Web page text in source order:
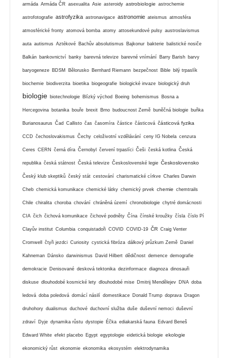
armáda Armáda ČR asexualita Asie asteroidy astrobiologie astrochemie
astrofotografie astrofyzika astronavigace astronomie ateismus atmosféra
atmosférické fronty atomová bomba atomy attosekundové pulsy austroslavismus
auta autismus Aztékové Bachův absolutismus Bajkonur bakterie balistické nosiče
Balkán bankovnictví banky barevná televize barevné vnímání Barry Barish barvy
baryogeneze BDSM Bělorusko Bernhard Riemann bezpečnost Bible bilý trpaslík
biochemie biodiverzita bioetika biogeografie biologické invaze biologický druh
biologie biotechnologie Blízký východ Boeing bohemismus Bosna a
Hercegovina botanika bouře brexit Brno budoucnost Země buněčná biologie buňka
Burianosaurus Čad Callisto čas časomíra částice částicová částicová fyzika
CCD čechoslovakismus Čechy celoživotní vzdělávání ceny IG Nobela cenzura
Ceres CERN černá díra Černobyl červení trpaslíci Češi česká kotlina Česká
republika česká státnost Česká televize Československé legie Československo
Český klub skeptiků český stát cestování charismatické církve Charles Darwin
Cheb chemická komunikace chemické látky chemický prvek chemie chemtrails
Chile chiralita choroba chování chráněná území chronobiologie chytré domácnosti
CIA čich čichová komunikace čichové podněty Čína čínské kroužky čísla číslo Pí
Clayův institut Columbia conquistadoři COVID COVID-19 ČR Craig Venter
Cromwell čtyři jezdci Curiosity cystická fibróza dálkový průzkum Země Daniel
Kahneman Dánsko darwinismus David Hilbert dědičnost demence demografie
demokracie Denisované desková tektonika dezinformace diagnoza dinosauři
diskuse dlouhodobé kosmické lety dlouhodobé mise Dmitrij Mendělejev DNA doba
ledová doba poledová domácí násilí domestikace Donald Trump doprava Dragon
druhohory dualismus duchové duchovní služba duše duševní nemoci duševní
zdraví Dyje dynamika růstu dystopie Éčka ediakarská fauna Edvard Beneš
Edward White efekt placebo Egypt egyptologie eidetická biologie ekologie
ekonomický růst ekonomie ekonomika ekosystém elektrodynamika